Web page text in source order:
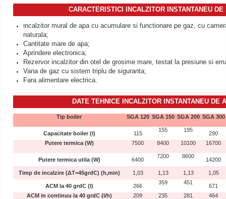
CARACTERISTICI INCALZITOR INSTANTANEU DE
Incalzitor mural de apa cu acumulare si functionare pe gaz, cu
naturala;
Cantitate mare de apa;
Aprindere electronica;
Rezervor incalzitor din otel de grosime mare, testat la presiune si
Vana de gaz cu sistem triplu de siguranta;
Fara alimentare electrica.
DATE TEHNICE INCALZITOR INSTANTANEU DE
Tip boiler SGA 120 SGA 150 SGA 200 SGA 300
Capacitate boiler (l) 115
155 195
290
Putere termica (W)
7500 8400 10100 16700
Putere termica utila (W) 6400
7200 8600
14200
Timp de incalzire (ΔT=45grdC) (h,min) 1,03 1,13 1,13 1,05
ACM la 40 grdC (l) 266
359 451
671
ACM in continuu la 40 grdC (l/h)
209 235 281 464